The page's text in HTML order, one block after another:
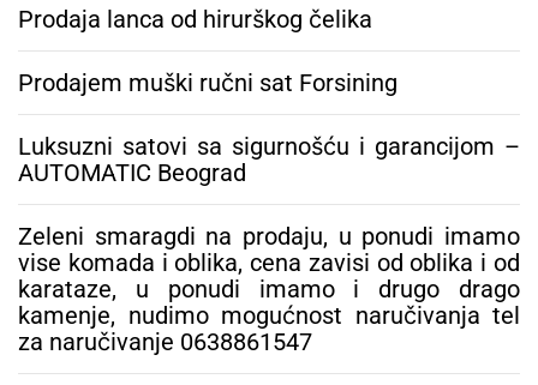
Prodaja lanca od hirurškog čelika
Prodajem muški ručni sat Forsining
Luksuzni satovi sa sigurnošću i garancijom –
AUTOMATIC Beograd
Zeleni smaragdi na prodaju, u ponudi imamo
vise komada i oblika, cena zavisi od oblika i od
karataze, u ponudi imamo i drugo drago
kamenje, nudimo mogućnost naručivanja tel
za naručivanje 0638861547